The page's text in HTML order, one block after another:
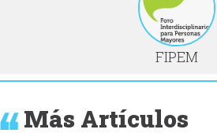
FIPEM
Más Artículos